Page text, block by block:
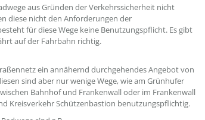
aus Gründen der Verkehrssicherheit nicht
diese nicht den Anforderungen der
für diese Wege keine Benutzungspflicht. Es gibt
auf der Fahrbahn richtig.
ein annähernd durchgehendes Angebot von
sind aber nur wenige Wege, wie am Grünhufer
Bahnhof und Frankenwall oder im Frankenwall
Kreisverkehr Schützenbastion benutzungspflichtig.